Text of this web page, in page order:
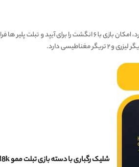
شلیک رگباری با دسته بازی تبلت ممو MEMO AK-Pad8k